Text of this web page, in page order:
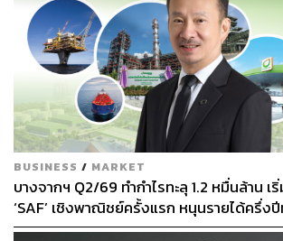
BUSINESS / MARKET
บางจากฯ Q2/69 ทำกำไรทะลุ 1.2 หมื่นล้าน เ
‘SAF’ เชิงพาณิชย์ครั้งแรก หนุนรายได้ครึ่ง
ล้าน